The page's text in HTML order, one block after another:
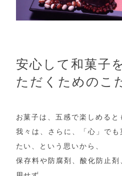
安心して和菓子
ただくためのこ
お菓子は、五感で楽しめると
我々は、さらに、「心」で
たい、という思いから、
保存料や防腐剤、酸化防止